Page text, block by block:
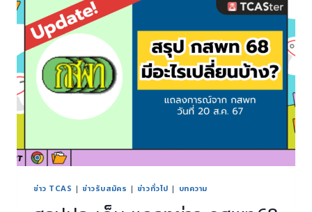
ข่าว TCAS |ข่าวรับสมัคร | ข่าวทั่วไป | บทความ